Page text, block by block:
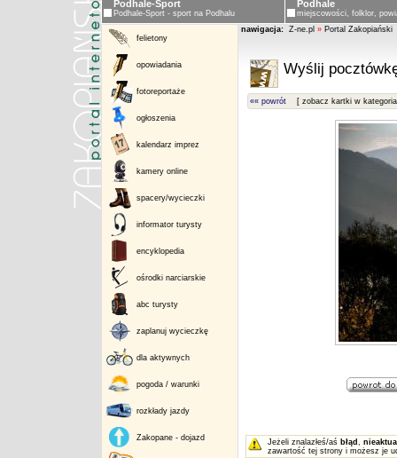
Podhale-Sport
Podhale-Sport - sport na Podhalu
Podhale
miejscowości, folklor,
felietony
opowiadania
fotoreportaże
ogłoszenia
kalendarz imprez
kamery online
spacery/wycieczki
informator turysty
encyklopedia
ośrodki narciarskie
abc turysty
zaplanuj wycieczkę
dla aktywnych
pogoda / warunki
rozkłady jazdy
Zakopane - dojazd
nawigacja: Z-ne.pl » Portal Zakopiański
Wyślij
«« powrót [ zobacz kartki w
Jeżeli znalazłeś/aś błąd ,
zawartość tej strony i możesz je